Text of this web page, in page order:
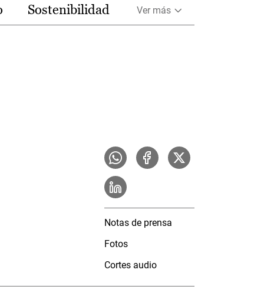
Sostenibilidad Ver más
Notas de prensa
Fotos
Cortes audio